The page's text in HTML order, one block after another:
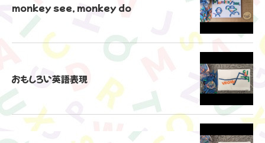
monkey see, monkey do
おもしろい英語表現